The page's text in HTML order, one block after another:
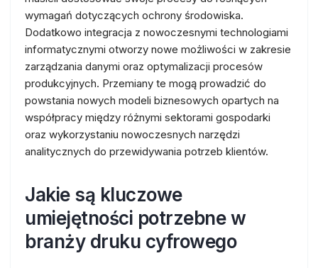
wymagań dotyczących ochrony środowiska.
Dodatkowo integracja z nowoczesnymi technologiami
informatycznymi otworzy nowe możliwości w zakresie
zarządzania danymi oraz optymalizacji procesów
produkcyjnych. Przemiany te mogą prowadzić do
powstania nowych modeli biznesowych opartych na
współpracy między różnymi sektorami gospodarki
oraz wykorzystaniu nowoczesnych narzędzi
analitycznych do przewidywania potrzeb klientów.
Jakie są kluczowe
umiejętności potrzebne w
branży druku cyfrowego